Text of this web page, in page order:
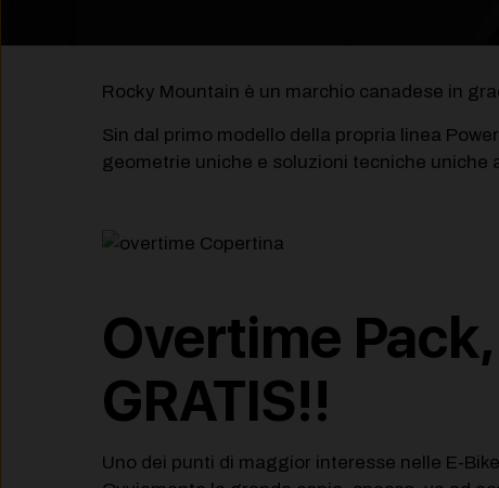
Rocky Mountain è un marchio canadese in
Sin dal primo modello della propria linea
geometrie uniche e soluzioni tecniche uniche
Overtime
GRATIS!!
Uno dei punti di maggior interesse nelle E-